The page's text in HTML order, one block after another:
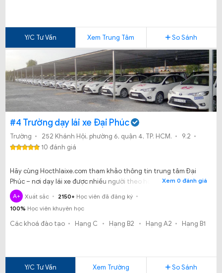
Y/C Tư Vấn Xem Trung Tâm So Sánh
#4 Trường dạy lái xe Đại Phúc
Trường 252 Khánh Hội, phường 6, quận 4, TP. HCM.
9.2
10 đánh giá
Hãy cùng Hocthlaixe.com tham khảo thông tin trung tâm Đại
Phúc – nơi dạy lái xe được nhiều người theo học tại TP HCM.
Xem 0 đánh giá
A+ Xuất sắc 2150+ Học viên đã đăng ký
100% Học viên khuyên học
Các khoá đào tạo Hạng C Hạng B2 Hạng A2 Hạng B1
Y/C Tư Vấn Xem Trường So Sánh